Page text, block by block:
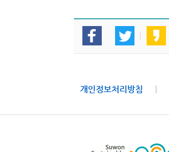
개인정보처리방침